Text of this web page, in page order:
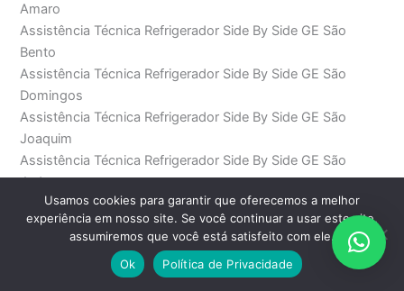
Amaro
Assistência Técnica Refrigerador Side By Side GE São
Bento
Assistência Técnica Refrigerador Side By Side GE São
Domingos
Assistência Técnica Refrigerador Side By Side GE São
Joaquim
Assistência Técnica Refrigerador Side By Side GE São
Judas
Assistência Técnica Refrigerador Side By Side GE São Paulo
Assistência Técnica Refrigerador Side By Side GE Saúde
Assistência Técnica Refrigerador Side By Side GE SP
Assistência Técnica Refrigerador Side By Side GE Sumaré
Usamos cookies para garantir que oferecemos a melhor
experiência em nosso site. Se você continuar a usar este site,
assumiremos que você está satisfeito com ele.
Ok
Política de Privacidade